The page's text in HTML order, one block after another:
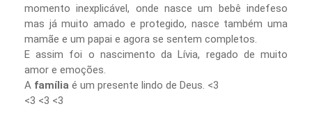
momento inexplicável, onde nasce um bebê indefeso
mas já muito amado e protegido, nasce também uma
mamãe e um papai e agora se sentem completos.
E assim foi o nascimento da Lívia, regado de muito
amor e emoções.
A família é um presente lindo de Deus. <3
<3 <3 <3